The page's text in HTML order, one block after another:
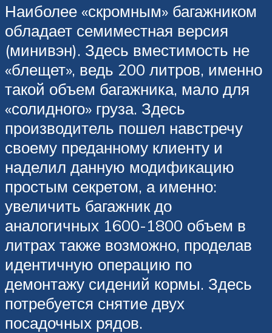
Наиболее «скромным» багажником
обладает семиместная версия
(минивэн). Здесь вместимость не
«блещет», ведь 200 литров, именно
такой объем багажника, мало для
«солидного» груза. Здесь
производитель пошел навстречу
своему преданному клиенту и
наделил данную модификацию
простым секретом, а именно:
увеличить багажник до
аналогичных 1600-1800 объем в
литрах также возможно, проделав
идентичную операцию по
демонтажу сидений кормы. Здесь
потребуется снятие двух
посадочных рядов.